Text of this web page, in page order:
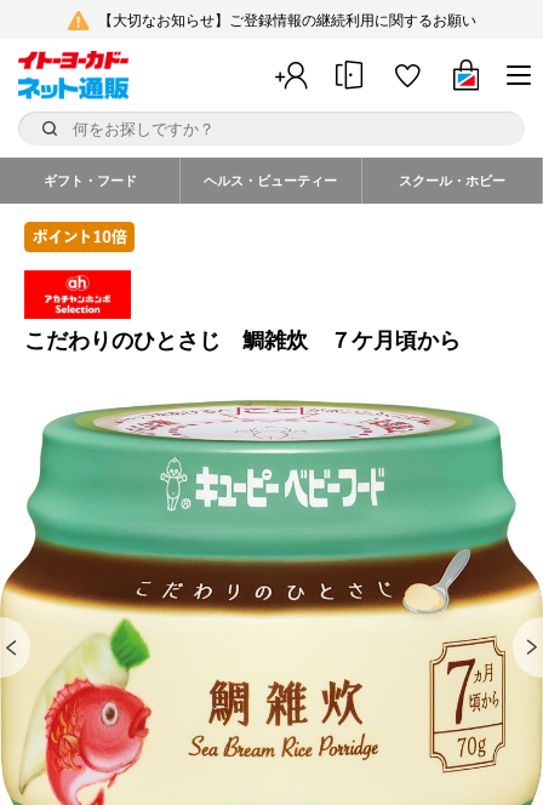
【大切なお知らせ】ご登録情報の継続利用に関するお願い
ギフト・フード ヘルス・ビューティー スクール・ホビー
こだわりのひとさじ 鯛雑炊 ７ケ月頃から